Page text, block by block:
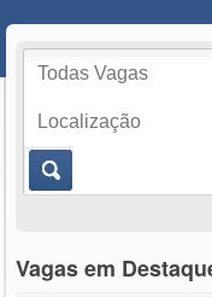
Vagas em